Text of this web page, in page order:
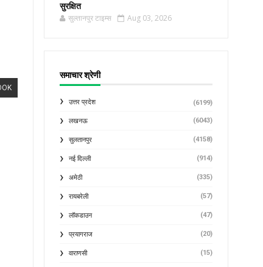
सुरक्षित
सुल्तानपुर टाइम्स Aug 03, 2026
समाचार श्रेणी
उत्तर प्रदेश (6199)
लखनऊ (6043)
सुलतानपुर (4158)
नई दिल्ली (914)
अमेठी (335)
रायबरेली (57)
लॉकडाउन (47)
प्रयागराज (20)
वाराणसी (15)